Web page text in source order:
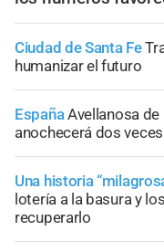
Ciudad de Santa Fe
humanizar el futuro
EspañaAvellanosa
anochecerá dos
Una historia
lotería a la basura y
recuperarlo